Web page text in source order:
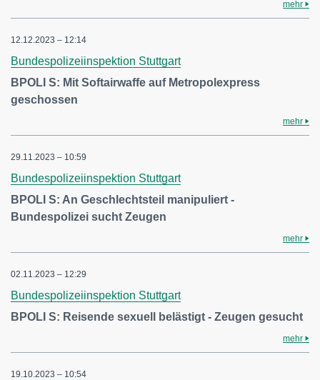
mehr
12.12.2023 – 12:14
Bundespolizeiinspektion Stuttgart
BPOLI S: Mit Softairwaffe auf Metropolexpress
geschossen
mehr
29.11.2023 – 10:59
Bundespolizeiinspektion Stuttgart
BPOLI S: An Geschlechtsteil manipuliert -
Bundespolizei sucht Zeugen
mehr
02.11.2023 – 12:29
Bundespolizeiinspektion Stuttgart
BPOLI S: Reisende sexuell belästigt - Zeugen gesucht
mehr
19.10.2023 – 10:54